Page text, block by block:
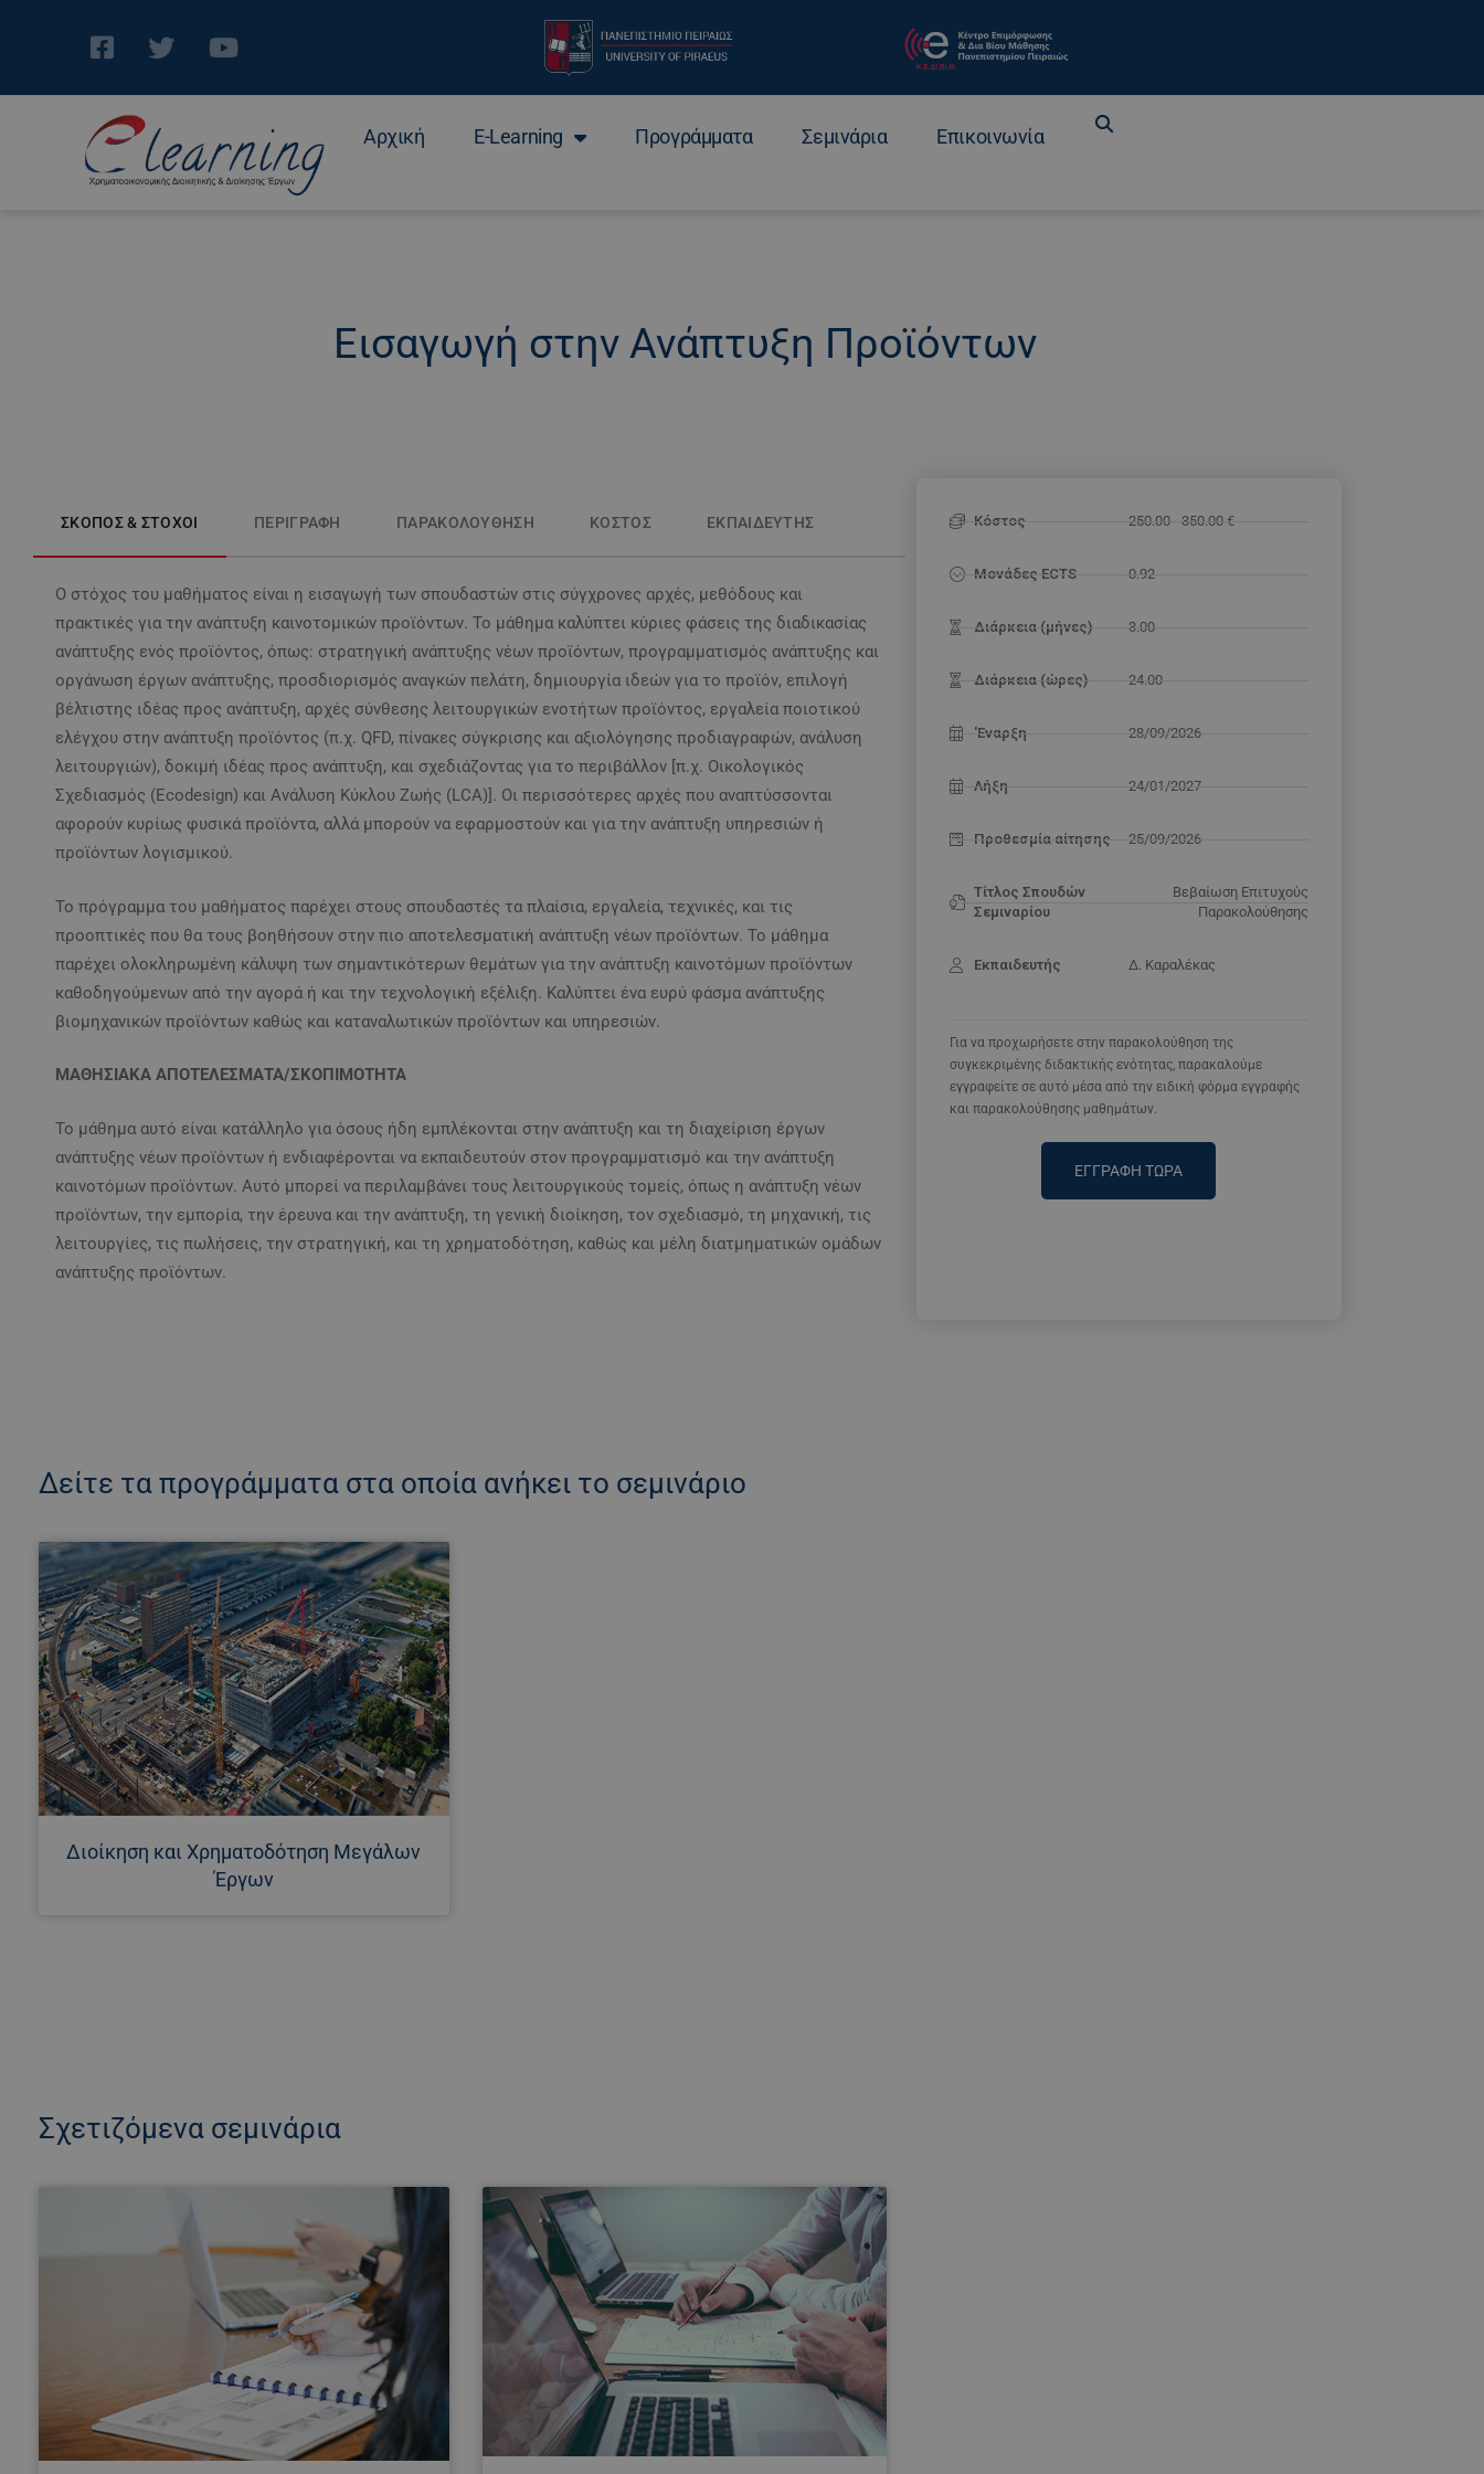
Αρχική E-Learning Προγράμματα Σεμινάρια Επικοινωνία
Εισαγωγή στην Ανάπτυξη Προϊόντων
ΣΚΟΠΟΣ & ΣΤΟΧΟΙ ΠΕΡΙΓΡΑΦΗ ΠΑΡΑΚΟΛΟΥΘΗΣΗ ΚΟΣΤΟΣ ΕΚΠΑΙΔΕΥΤΗΣ
Ο στόχος του μαθήματος είναι η εισαγωγή των σπουδαστών στις σύγχρονες αρχές, μεθόδους και
πρακτικές για την ανάπτυξη καινοτομικών προϊόντων. Το μάθημα καλύπτει κύριες φάσεις της διαδικασίας
ανάπτυξης ενός προϊόντος, όπως: στρατηγική ανάπτυξης νέων προϊόντων, προγραμματισμός ανάπτυξης και
οργάνωση έργων ανάπτυξης, προσδιορισμός αναγκών πελάτη, δημιουργία ιδεών για το προϊόν, επιλογή
βέλτιστης ιδέας προς ανάπτυξη, αρχές σύνθεσης λειτουργικών ενοτήτων προϊόντος, εργαλεία ποιοτικού
ελέγχου στην ανάπτυξη προϊόντος (π.χ. QFD, πίνακες σύγκρισης και αξιολόγησης προδιαγραφών, ανάλυση
λειτουργιών), δοκιμή ιδέας προς ανάπτυξη, και σχεδιάζοντας για το περιβάλλον [π.χ. Οικολογικός
Σχεδιασμός (Ecodesign) και Ανάλυση Κύκλου Ζωής (LCA)]. Οι περισσότερες αρχές που αναπτύσσονται
αφορούν κυρίως φυσικά προϊόντα, αλλά μπορούν να εφαρμοστούν και για την ανάπτυξη υπηρεσιών ή
προϊόντων λογισμικού.
Το πρόγραμμα του μαθήματος παρέχει στους σπουδαστές τα πλαίσια, εργαλεία, τεχνικές, και τις
προοπτικές που θα τους βοηθήσουν στην πιο αποτελεσματική ανάπτυξη νέων προϊόντων. Το μάθημα
παρέχει ολοκληρωμένη κάλυψη των σημαντικότερων θεμάτων για την ανάπτυξη καινοτόμων προϊόντων
καθοδηγούμενων από την αγορά ή και την τεχνολογική εξέλιξη. Καλύπτει ένα ευρύ φάσμα ανάπτυξης
βιομηχανικών προϊόντων καθώς και καταναλωτικών προϊόντων και υπηρεσιών.
ΜΑΘΗΣΙΑΚΑ ΑΠΟΤΕΛΕΣΜΑΤΑ/ΣΚΟΠΙΜΟΤΗΤΑ
Το μάθημα αυτό είναι κατάλληλο για όσους ήδη εμπλέκονται στην ανάπτυξη και τη διαχείριση έργων
ανάπτυξης νέων προϊόντων ή ενδιαφέρονται να εκπαιδευτούν στον προγραμματισμό και την ανάπτυξη
καινοτόμων προϊόντων. Αυτό μπορεί να περιλαμβάνει τους λειτουργικούς τομείς, όπως η ανάπτυξη νέων
προϊόντων, την εμπορία, την έρευνα και την ανάπτυξη, τη γενική διοίκηση, τον σχεδιασμό, τη μηχανική, τις
λειτουργίες, τις πωλήσεις, την στρατηγική, και τη χρηματοδότηση, καθώς και μέλη διατμηματικών ομάδων
ανάπτυξης προϊόντων.
Κόστος
Μονάδες ECTS
Διάρκεια (μήνες)
Διάρκεια (ώρες)
'Εναρξη
Λήξη
Προθεσμία αίτησης
Τίτλος Σπουδών
Σεμιναρίου
Εκπαιδευτής
250.00 - 350.00 €
0.92
3.00
24.00
28/09/2026
24/01/2027
25/09/2026
Βεβαίωση Επιτυχούς
Παρακολούθησης
Δ. Καραλέκας
Για να προχωρήσετε στην παρακολούθηση της
συγκεκριμένης διδακτικής ενότητας, παρακαλούμε
εγγραφείτε σε αυτό μέσα από την ειδική φόρμα εγγραφής
και παρακολούθησης μαθημάτων.
ΕΓΓΡΑΦΗ ΤΩΡΑ
Δείτε τα προγράμματα στα οποία ανήκει το σεμινάριο
Διοίκηση και Χρηματοδότηση Μεγάλων
Έργων
Σχετιζόμενα σεμινάρια